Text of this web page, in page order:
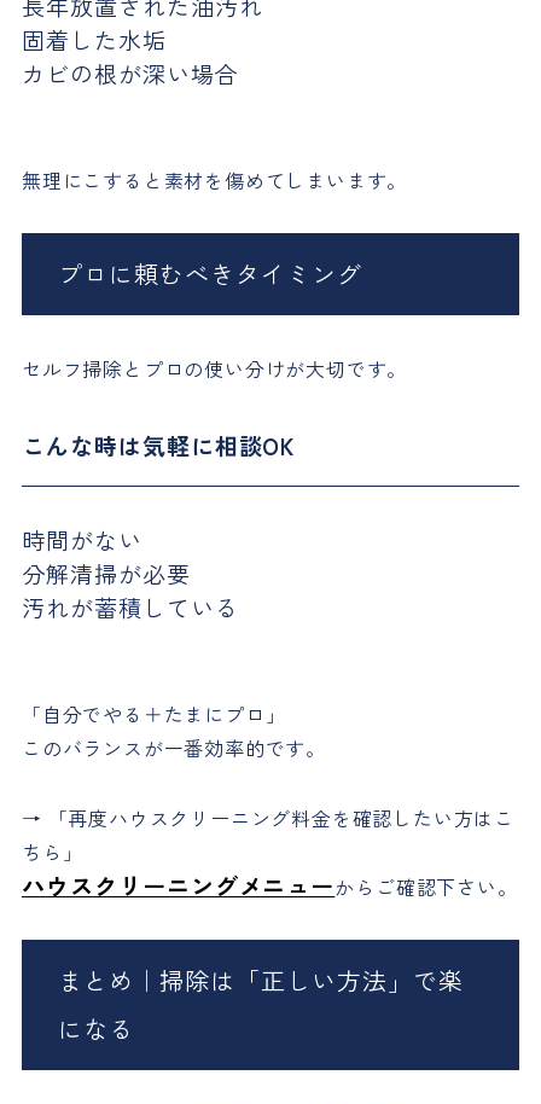
固着した水垢
カビの根が深い場合
無理にこすると素材を傷めてしまいます。
プロに頼むべきタイミング
セルフ掃除とプロの使い分けが大切です。
こんな時は気軽に相談OK
時間がない
分解清掃が必要
汚れが蓄積している
「自分でやる＋たまにプロ」
このバランスが一番効率的です。
→ 「再度ハウスクリーニング料金を確認したい方はこ
ちら」
ハウスクリーニングメニューからご確認下さい。
まとめ｜掃除は「正しい方法」で楽
になる